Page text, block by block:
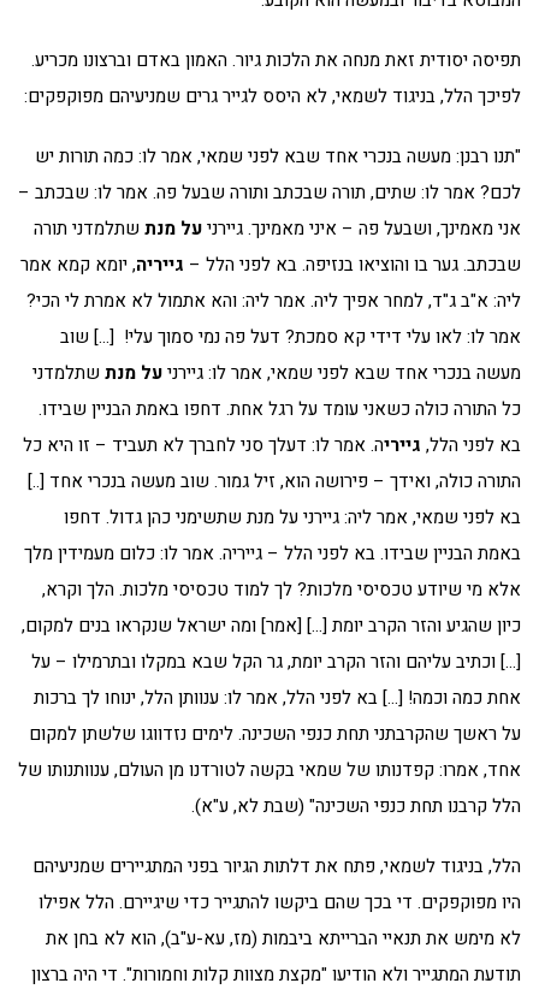
תפיסה יסודית זאת מנחה את הלכות גיור. האמון באדם וברצונו מכריע.
לפיכך הלל, בניגוד לשמאי, לא היסס לגייר גרים שמניעיהם מפוקפקים:
"תנו רבנן: מעשה בנכרי אחד שבא לפני שמאי, אמר לו: כמה תורות יש
לכם? אמר לו: שתים, תורה שבכתב ותורה שבעל פה. אמר לו: שבכתב –
אני מאמינך, ושבעל פה – איני מאמינך. גיירניעל מנת שתלמדני תורה
שבכתב. גער בו והוציאו בנזיפה. בא לפני הלל – גייריה, יומא קמא אמר
ליה: א"ב ג"ד, למחר אפיך ליה. אמר ליה: והא אתמול לא אמרת לי הכי?
אמר לו: לאו עלי דידי קא סמכת? דעל פה נמי סמוך עלי! […] שוב
מעשה בנכרי אחד שבא לפני שמאי, אמר לו: גיירניעל מנת שתלמדני
כל התורה כולה כשאני עומד על רגל אחת. דחפו באמת הבניין שבידו.
בא לפני הלל, גייריה. אמר לו: דעלך סני לחברך לא תעביד – זו היא כל
התורה כולה, ואידך – פירושה הוא, זיל גמור. שוב מעשה בנכרי אחד [..]
בא לפני שמאי, אמר ליה: גיירני על מנת שתשימני כהן גדול. דחפו
באמת הבניין שבידו. בא לפני הלל – גייריה. אמר לו: כלום מעמידין מלך
אלא מי שיודע טכסיסי מלכות? לך למוד טכסיסי מלכות. הלך וקרא,
כיון שהגיע והזר הקרב יומת […] [אמר] ומה ישראל שנקראו בנים למקום,
[…] וכתיב עליהם והזר הקרב יומת, גר הקל שבא במקלו ובתרמילו – על
אחת כמה וכמה! […] בא לפני הלל, אמר לו: ענוותן הלל, ינוחו לך ברכות
על ראשך שהקרבתני תחת כנפי השכינה. לימים נזדווגו שלשתן למקום
אחד, אמרו: קפדנותו של שמאי בקשה לטורדנו מן העולם, ענוותנותו של
הלל קרבנו תחת כנפי השכינה" (שבת לא, ע"א).
הלל, בניגוד לשמאי, פתח את דלתות הגיור בפני המתגיירים שמניעיהם
היו מפוקפקים. די בכך שהם ביקשו להתגייר כדי שיגיירם. הלל אפילו
לא מימש את תנאיי הברייתא ביבמות (מז, עא-ע"ב), הוא לא בחן את
תודעת המתגייר ולא הודיעו "מקצת מצוות קלות וחמורות". די היה ברצון